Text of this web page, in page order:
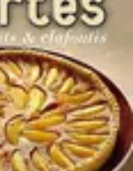
PâtisserieTendancesRecettes et